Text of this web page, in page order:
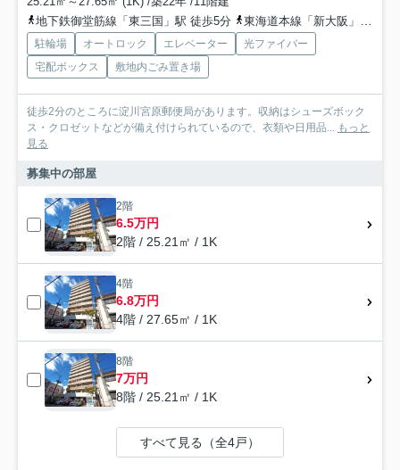
地下鉄御堂筋線「東三国」駅 徒歩5分
東海道本線「新大阪」駅 徒歩13分
駐輪場 オートロック エレベーター
光ファイバー
宅配ボックス
敷地内ごみ置き場
徒歩2分のところに淀川宮原郵便局があります。収納はシューズボック
ス・クロゼットなどが備え付けられているので、衣類や日用品... もっと
見る
募集中の部屋
2階
6.5万円
2階 / 25.21㎡ / 1K
4階
6.8万円
4階 / 27.65㎡ / 1K
8階
7万円
8階 / 25.21㎡ / 1K
すべて見る（全4戸）